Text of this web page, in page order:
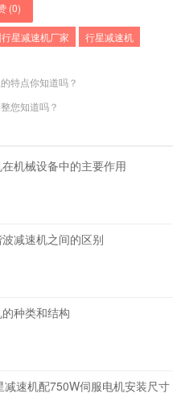
(0)
星减速机厂家 行星减速机
特点你知道吗？
您知道吗？
机械设备中的主要作用
减速机之间的区别
种类和结构
速机配750W伺服电机安装尺寸